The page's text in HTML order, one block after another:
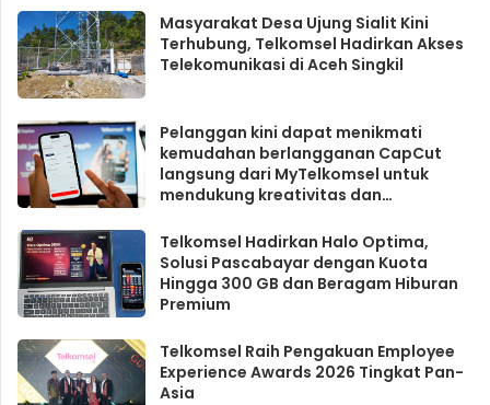
Masyarakat Desa Ujung Sialit Kini
Terhubung, Telkomsel Hadirkan Akses
Telekomunikasi di Aceh Singkil
Pelanggan kini dapat menikmati
kemudahan berlangganan CapCut
langsung dari MyTelkomsel untuk
mendukung kreativitas dan
Telkomsel Hadirkan Halo Optima,
Solusi Pascabayar dengan Kuota
Hingga 300 GB dan Beragam Hiburan
Premium
Telkomsel Raih Pengakuan Employee
Experience Awards 2026 Tingkat Pan-
Asia